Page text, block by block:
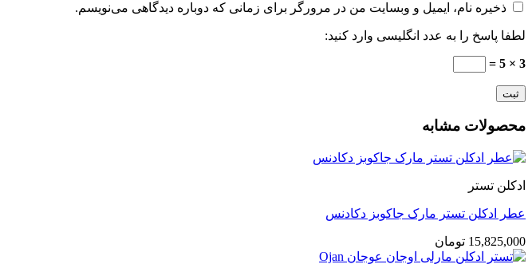
ذخیره نام، ایمیل و وبسایت من در مرورگر برای زمانی که دوباره دیدگاهی می‌نویسم.
لطفا پاسخ را به عدد انگلیسی وارد کنید:
3 × 5 =
محصولات مشابه
ادکلن تستر
عطر ادکلن تستر مارک جاکوبز دکادنس
15,825,000 تومان